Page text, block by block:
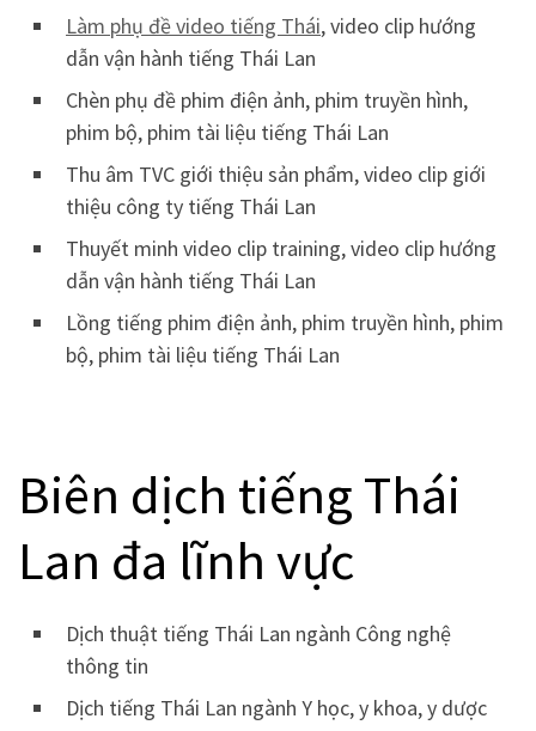
Làm phụ đề video tiếng Thái, video clip hướng
dẫn vận hành tiếng Thái Lan
Chèn phụ đề phim điện ảnh, phim truyền hình,
phim bộ, phim tài liệu tiếng Thái Lan
Thu âm TVC giới thiệu sản phẩm, video clip giới
thiệu công ty tiếng Thái Lan
Thuyết minh video clip training, video clip hướng
dẫn vận hành tiếng Thái Lan
Lồng tiếng phim điện ảnh, phim truyền hình, phim
bộ, phim tài liệu tiếng Thái Lan
Biên dịch tiếng Thái
Lan đa lĩnh vực
Dịch thuật tiếng Thái Lan ngành Công nghệ
thông tin
Dịch tiếng Thái Lan ngành Y học, y khoa, y dược